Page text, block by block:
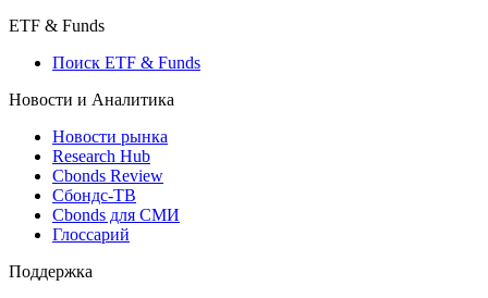
ETF & Funds
Поиск ETF & Funds
Новости и Аналитика
Новости рынка
Research Hub
Cbonds Review
Сбондс-ТВ
Cbonds для СМИ
Глоссарий
Поддержка